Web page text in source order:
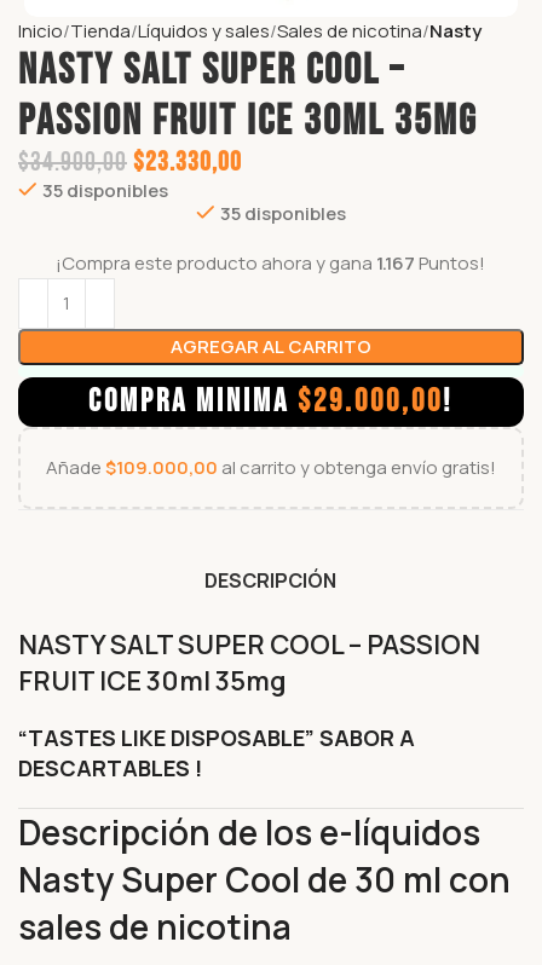
Inicio Tienda Líquidos y sales Sales de nicotina Nasty
NASTY SALT SUPER COOL –
PASSION FRUIT ICE 30ml 35mg
$34.900,00$23.330,00
35 disponibles
35 disponibles
¡Compra este producto ahora y gana 1.167 Puntos!
AGREGAR AL CARRITO
COMPRA MINIMA $29.000,00!
Añade$109.000,00 al carrito y obtenga envío gratis!
DESCRIPCIÓN
NASTY SALT SUPER COOL – PASSION
FRUIT ICE 30ml 35mg
“TASTES LIKE DISPOSABLE” SABOR A
DESCARTABLES !
Descripción de los e-líquidos
Nasty Super Cool de 30 ml con
sales de nicotina